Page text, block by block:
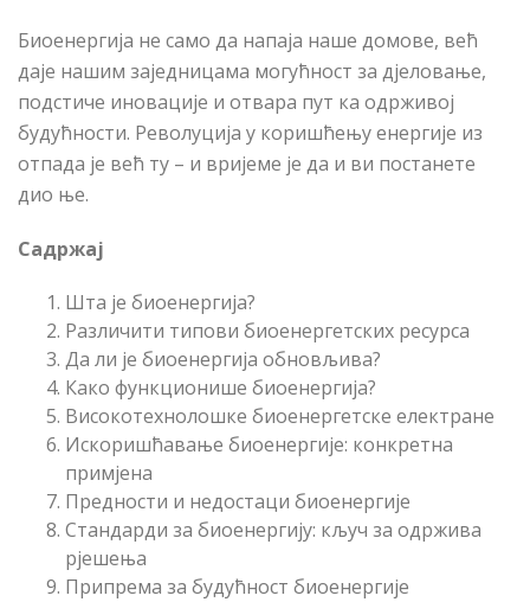
Биоенергија не само да напаја наше домове, већ
даје нашим заједницама могућност за дјеловање,
подстиче иновације и отвара пут ка одрживој
будућности. Револуција у коришћењу енергије из
отпада је већ ту – и вријеме је да и ви постанете
дио ње.
Садржај
Шта је биоенергија?
Различити типови биоенергетских ресурса
Да ли је биоенергија обновљива?
Како функционише биоенергија?
Високотехнолошке биоенергетске електране
Искоришћавање биоенергије: конкретна
примјена
Предности и недостаци биоенергије
Стандарди за биоенергију: кључ за одржива
рјешења
Припрема за будућност биоенергије